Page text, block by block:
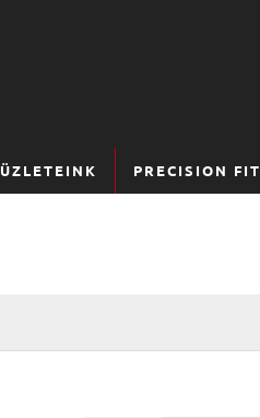
ÜZLETEINK PRECISION FIT